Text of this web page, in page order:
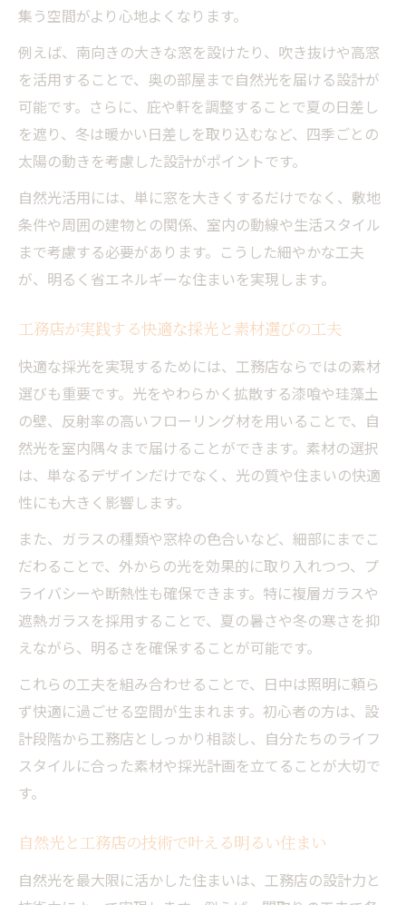
集う空間がより心地よくなります。
例えば、南向きの大きな窓を設けたり、吹き抜けや高窓
を活用することで、奥の部屋まで自然光を届ける設計が
可能です。さらに、庇や軒を調整することで夏の日差し
を遮り、冬は暖かい日差しを取り込むなど、四季ごとの
太陽の動きを考慮した設計がポイントです。
自然光活用には、単に窓を大きくするだけでなく、敷地
条件や周囲の建物との関係、室内の動線や生活スタイル
まで考慮する必要があります。こうした細やかな工夫
が、明るく省エネルギーな住まいを実現します。
工務店が実践する快適な採光と素材選びの工夫
快適な採光を実現するためには、工務店ならではの素材
選びも重要です。光をやわらかく拡散する漆喰や珪藻土
の壁、反射率の高いフローリング材を用いることで、自
然光を室内隅々まで届けることができます。素材の選択
は、単なるデザインだけでなく、光の質や住まいの快適
性にも大きく影響します。
また、ガラスの種類や窓枠の色合いなど、細部にまでこ
だわることで、外からの光を効果的に取り入れつつ、プ
ライバシーや断熱性も確保できます。特に複層ガラスや
遮熱ガラスを採用することで、夏の暑さや冬の寒さを抑
えながら、明るさを確保することが可能です。
これらの工夫を組み合わせることで、日中は照明に頼ら
ず快適に過ごせる空間が生まれます。初心者の方は、設
計段階から工務店としっかり相談し、自分たちのライフ
スタイルに合った素材や採光計画を立てることが大切で
す。
自然光と工務店の技術で叶える明るい住まい
自然光を最大限に活かした住まいは、工務店の設計力と